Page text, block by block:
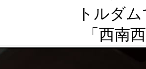
トルダ
「西南